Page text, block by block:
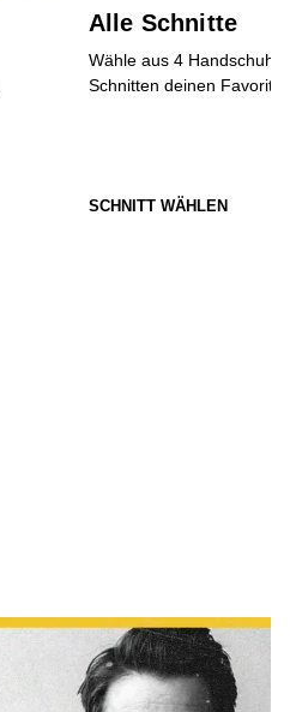
Alle Schnitte
Wähle aus 4 Handschuh-
Schnitten deinen
SCHNITT WÄHLEN